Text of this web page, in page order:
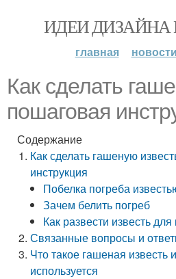
ИДЕИ ДИЗАЙНА
главная новости
Как сделать
пошаговая
Содержание
Как сделать гашеную
инструкция
Побелка погреба
Зачем белить погреб
Как развести известь
Связанные вопросы и
Что такое гашеная известь
используется